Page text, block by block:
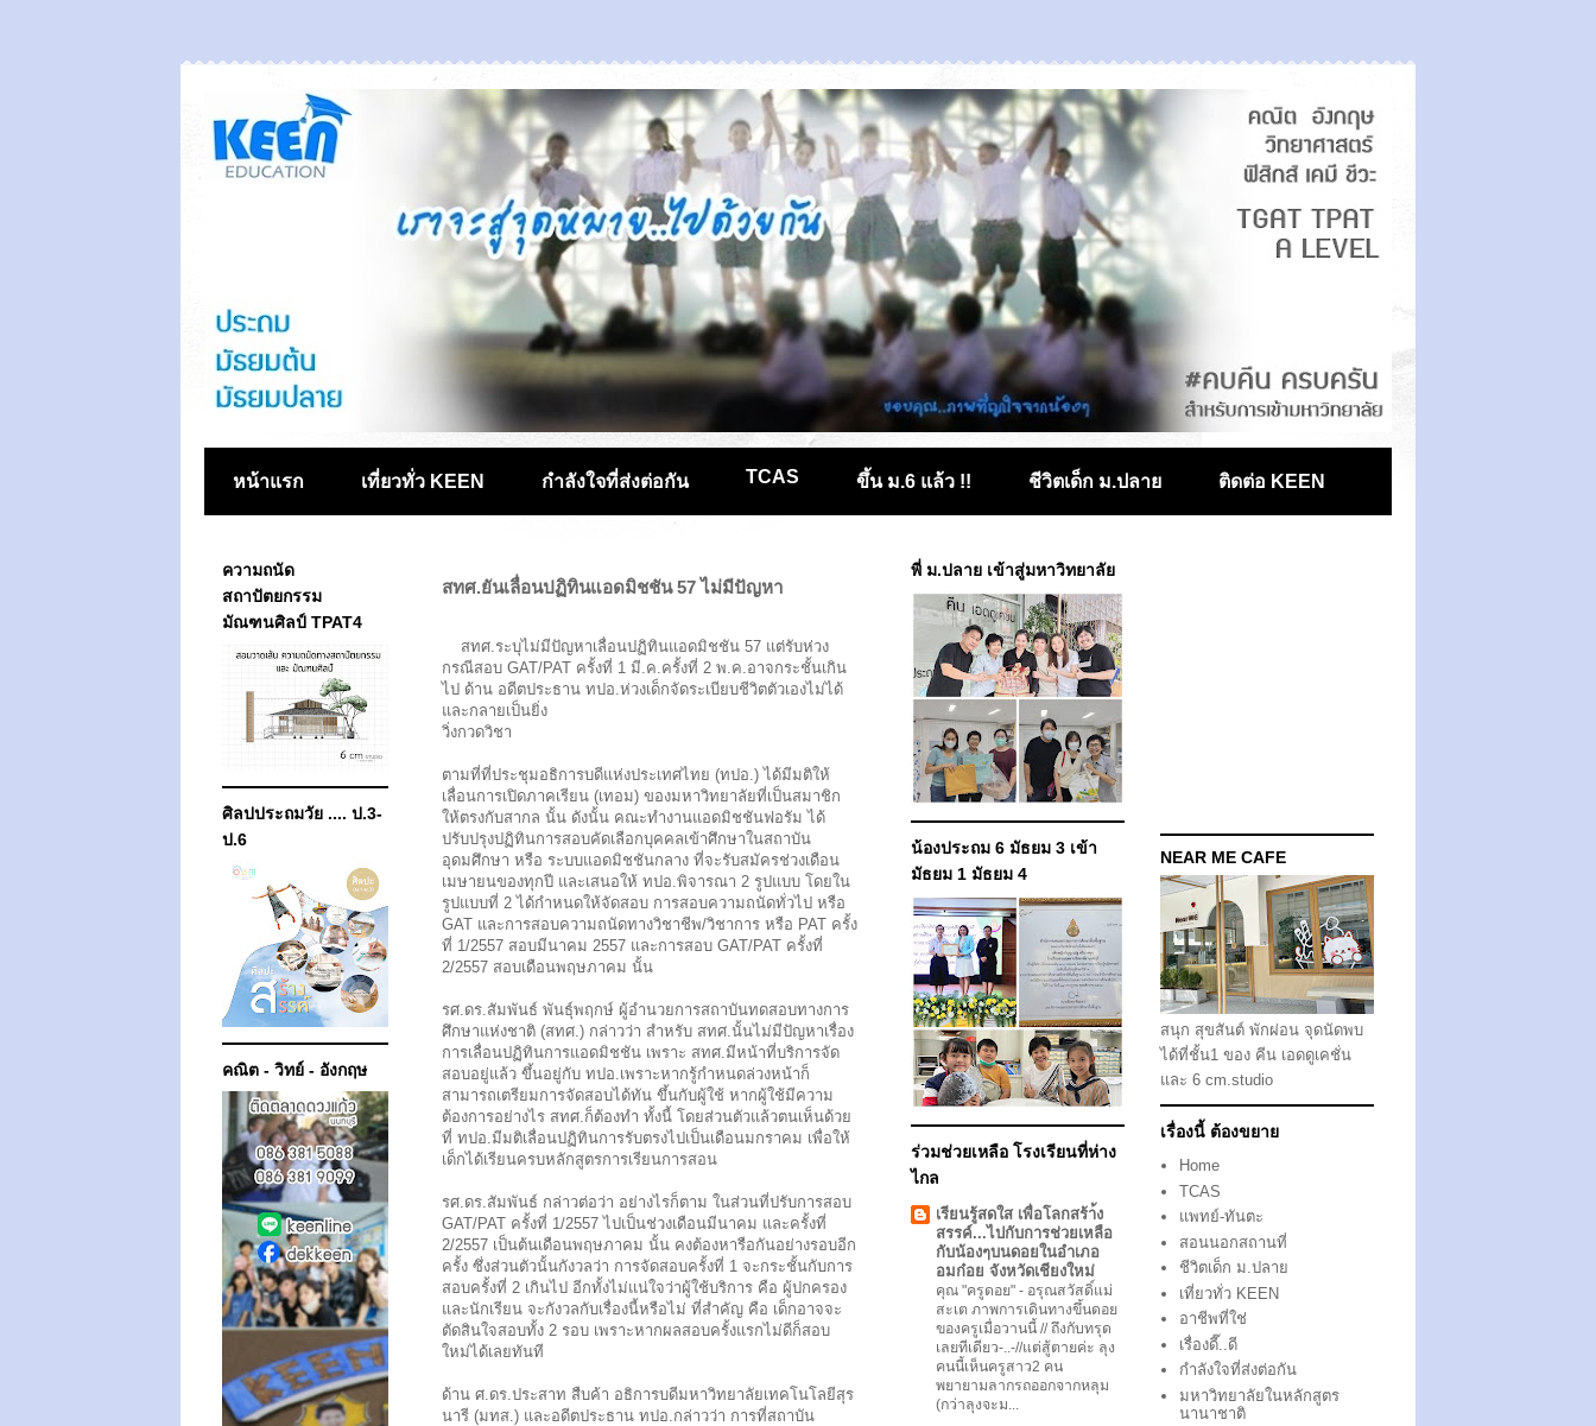
หน้าแรก เที่ยวทั่ว KEEN กำลังใจที่ส่งต่อกัน TCAS ขึ้น ม.6 แล้ว !! ชีวิตเด็ก ม.ปลาย ติดต่อ KEEN
สทศ.ยันเลื่อนปฏิทินแอดมิชชัน 57 ไม่มีปัญหา
สทศ.ระบุไม่มีปัญหาเลื่อนปฏิทินแอดมิชชัน 57 แต่รับห่วง
กรณีสอบ GAT/PAT ครั้งที่ 1 มี.ค.ครั้งที่ 2 พ.ค.อาจกระชั้นเกิน
ไป ด้าน อดีตประธาน ทปอ.ห่วงเด็กจัดระเบียบชีวิตตัวเองไม่ได้
และกลายเป็นยิ่ง
วิ่งกวดวิชา
ตามที่ที่ประชุมอธิการบดีแห่งประเทศไทย (ทปอ.) ได้มีมติให้
เลื่อนการเปิดภาคเรียน (เทอม) ของมหาวิทยาลัยที่เป็นสมาชิก
ให้ตรงกับสากล นั้น ดังนั้น คณะทำงานแอดมิชชันฟอรัม ได้
ปรับปรุงปฏิทินการสอบคัดเลือกบุคคลเข้าศึกษาในสถาบัน
อุดมศึกษา หรือ ระบบแอดมิชชันกลาง ที่จะรับสมัครช่วงเดือน
เมษายนของทุกปี และเสนอให้ ทปอ.พิจารณา 2 รูปแบบ โดยใน
รูปแบบที่ 2 ได้กำหนดให้จัดสอบ การสอบความถนัดทั่วไป หรือ
GAT และการสอบความถนัดทางวิชาชีพ/วิชาการ หรือ PAT ครั้ง
ที่ 1/2557 สอบมีนาคม 2557 และการสอบ GAT/PAT ครั้งที่
2/2557 สอบเดือนพฤษภาคม นั้น
รศ.ดร.สัมพันธ์ พันธุ์พฤกษ์ ผู้อำนวยการสถาบันทดสอบทางการ
ศึกษาแห่งชาติ (สทศ.) กล่าวว่า สำหรับ สทศ.นั้นไม่มีปัญหาเรื่อง
การเลื่อนปฏิทินการแอดมิชชัน เพราะ สทศ.มีหน้าที่บริการจัด
สอบอยู่แล้ว ขึ้นอยู่กับ ทปอ.เพราะหากรู้กำหนดล่วงหน้าก็
สามารถเตรียมการจัดสอบได้ทัน ขึ้นกับผู้ใช้ หากผู้ใช้มีความ
ต้องการอย่างไร สทศ.ก็ต้องทำ ทั้งนี้ โดยส่วนตัวแล้วตนเห็นด้วย
ที่ ทปอ.มีมติเลื่อนปฏิทินการรับตรงไปเป็นเดือนมกราคม เพื่อให้
เด็กได้เรียนครบหลักสูตรการเรียนการสอน
รศ.ดร.สัมพันธ์ กล่าวต่อว่า อย่างไรก็ตาม ในส่วนที่ปรับการสอบ
GAT/PAT ครั้งที่ 1/2557 ไปเป็นช่วงเดือนมีนาคม และครั้งที่
2/2557 เป็นต้นเดือนพฤษภาคม นั้น คงต้องหารือกันอย่างรอบอีก
ครั้ง ซึ่งส่วนตัวนั้นกังวลว่า การจัดสอบครั้งที่ 1 จะกระชั้นกับการ
สอบครั้งที่ 2 เกินไป อีกทั้งไม่แน่ใจว่าผู้ใช้บริการ คือ ผู้ปกครอง
และนักเรียน จะกังวลกับเรื่องนี้หรือไม่ ที่สำคัญ คือ เด็กอาจจะ
ตัดสินใจสอบทั้ง 2 รอบ เพราะหากผลสอบครั้งแรกไม่ดีก็สอบ
ใหม่ได้เลยทันที
ด้าน ศ.ดร.ประสาท สืบค้า อธิการบดีมหาวิทยาลัยเทคโนโลยีสุร
นารี (มทส.) และอดีตประธาน ทปอ.กล่าวว่า การที่สถาบัน
ความถนัด
สถาปัตยกรรม
มัณฑนศิลป์ TPAT4
ศิลปประถมวัย .... ป.3-
ป.6
คณิต - วิทย์ - อังกฤษ
พี่ ม.ปลาย เข้าสู่มหาวิทยาลัย
น้องประถม 6 มัธยม 3 เข้า
มัธยม 1 มัธยม 4
ร่วมช่วยเหลือ โรงเรียนที่ห่าง
ไกล
เรียนรู้สดใส เพื่อโลกสร้า้ง
สรรค์...ไปกับการช่วยเหลือ
กับน้องๆบนดอยในอำเภอ
อมก๋อย จังหวัดเชียงใหม่
คุณ "ครูดอย" - อรุณสวัสดิ์แม่
สะเต ภาพการเดินทางขึ้นดอย
ของครูเมื่อวานนี้ // ถึงกับทรุด
เลยทีเดียว-..-//แต่สู้ตายค่ะ ลุง
คนนี้เห็นครูสาว2 คน
พยายามลากรถออกจากหลุม
(กว่าลุงจะม...
NEAR ME CAFE
สนุก สุขสันต์ พักผ่อน จุดนัดพบ
ได้ที่ชั้น1 ของ คีน เอดดูเคชั่น
และ 6 cm.studio
เรื่องนี้ ต้องขยาย
Home
TCAS
แพทย์-ทันตะ
สอนนอกสถานที่
ชีวิตเด็ก ม.ปลาย
เที่ยวทั่ว KEEN
อาชีพที่ใช่
เรื่องดี๊..ดี
กำลังใจที่ส่งต่อกัน
มหาวิทยาลัยในหลักสูตร
นานาชาติ